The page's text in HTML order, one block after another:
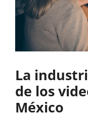
La
de los
México